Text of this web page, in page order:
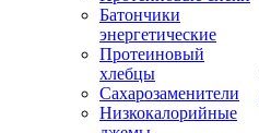
Батончики
энергетические
Протеиновый
хлебцы
Сахарозаменители
Низкокалорийные